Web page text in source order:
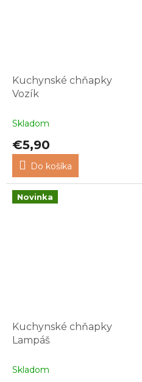
Kuchynské chňapky
Vozík
Skladom
€5,90
Do košíka
Novinka
Kuchynské chňapky
Lampáš
Skladom